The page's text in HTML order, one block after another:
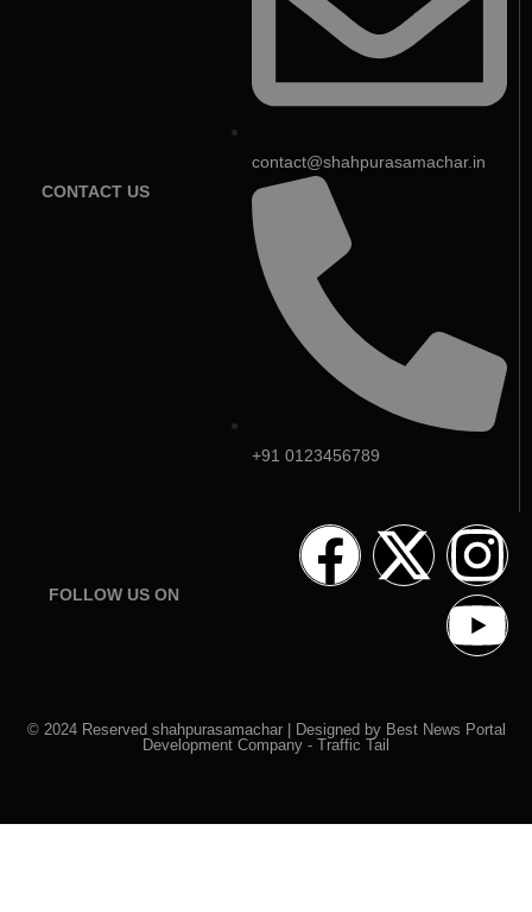
CONTACT US
contact@shahpurasamachar.in
+91 0123456789
FOLLOW US ON
© 2024 Reserved shahpurasamachar | Designed by Best News Portal
Development Company - Traffic Tail